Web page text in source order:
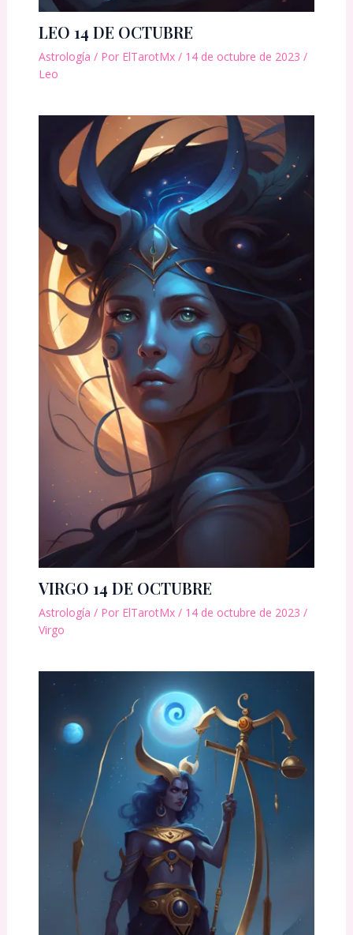
LEO 14 DE OCTUBRE
Astrología / Por ElTarotMx / 14 de octubre de 2023 /
Leo
VIRGO 14 DE OCTUBRE
Astrología / Por ElTarotMx / 14 de octubre de 2023 /
Virgo